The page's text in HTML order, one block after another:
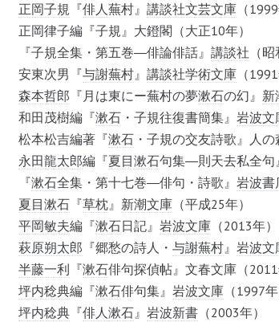
正岡子規 『俳人蕪村』 講談社文芸文庫 （
正岡律子編『子規』大鐙閣（大正10年）
『子規全集・第五巻―俳論俳話』 講談社 （
安東次男『与謝蕪村』 講談社学術文庫 （
森本哲郎 『月は東にー蕪村の夢漱石の幻』 新
和田茂樹編『漱石 ・子規往復書簡集』 岩波文
松本松吉編著『漱石 ・子規の交友詩歌』人の
永田龍太郎編『夏目漱石句集―則天去私全句
『漱石全集・第十七巻―俳句・詩歌』 岩波書
夏目漱石 『草枕』 新潮文庫 （平成25年）
平岡敏夫編『漱石日記』 岩波文庫 （2013年）
萩原朔太郎 『郷愁の詩人・ 与謝蕪村』 岩波文
半藤一利 『漱石俳句探偵帖』文春文庫（2011
坪内稔典編『漱石俳句集』 岩波文庫 （1997年
坪内稔典 『俳人漱石』 岩波新書 （2003年）